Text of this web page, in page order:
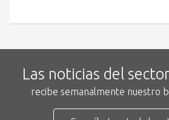
Las noticias del
recibe semanalmente nuestro